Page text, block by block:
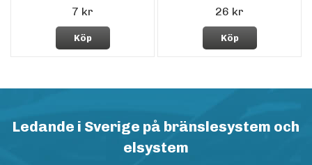
7 kr
Köp
26 kr
Köp
Ledande i Sverige på bränslesystem och
elsystem